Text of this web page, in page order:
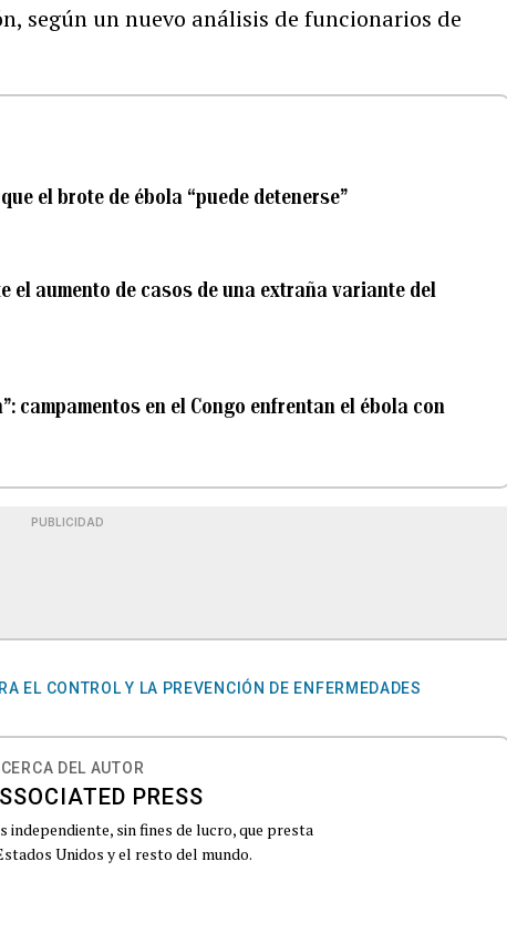
según un nuevo análisis de funcionarios de
el brote de ébola “puede detenerse”
el aumento de casos de una extraña variante del
campamentos en el Congo enfrentan el ébola con
PUBLICIDAD
EL CONTROL Y LA PREVENCIÓN DE ENFERMEDADES
DEL AUTOR
PRESS
independiente, sin fines de lucro, que presta
Unidos y el resto del mundo.